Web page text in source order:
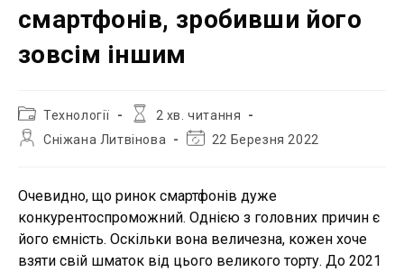
смартфонів, зробивши його
зовсім іншим
Категорія
запису:
Технології
Час
2 хв. читання
АвторСніжана Литвінова
Остання22 Березня 2022
Очевидно, що ринок смартфонів дуже
конкурентоспроможний. Однією з головних причин є
його ємність. Оскільки вона величезна, кожен хоче
взяти свій шматок від цього великого торту. До 2021